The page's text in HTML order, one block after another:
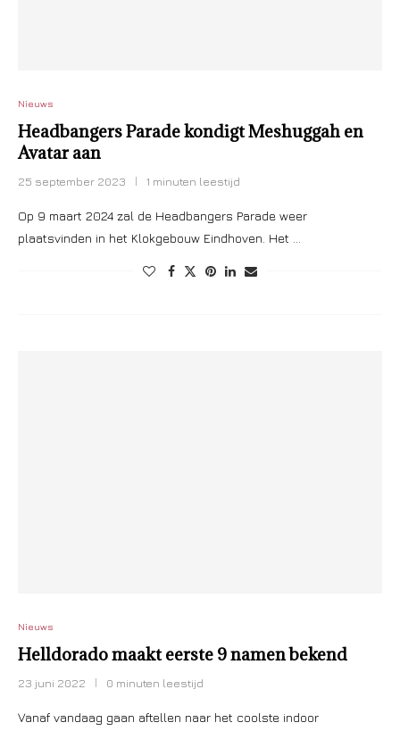
Nieuws
Headbangers Parade kondigt Meshuggah en
Avatar aan
25 september 2023 1 minuten leestijd
Op 9 maart 2024 zal de Headbangers Parade weer
plaatsvinden in het Klokgebouw Eindhoven. Het …
Nieuws
Helldorado maakt eerste 9 namen bekend
23 juni 2022 0 minuten leestijd
Vanaf vandaag gaan aftellen naar het coolste indoor